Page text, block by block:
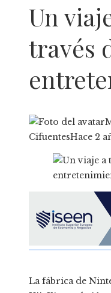
Un
través
CifuentesHace 2
La fábrica de